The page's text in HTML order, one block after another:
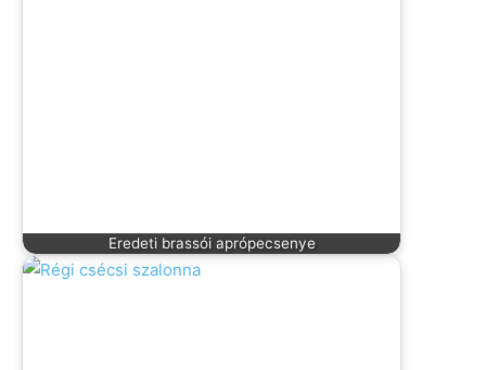
Eredeti brassói aprópecsenye